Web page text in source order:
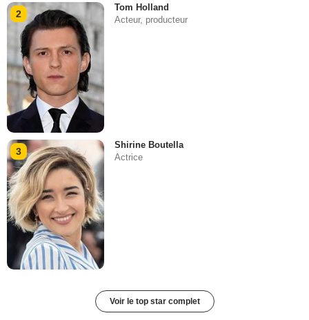
2
Tom Holland
Acteur, producteur
3
Shirine Boutella
Actrice
Voir le top star complet